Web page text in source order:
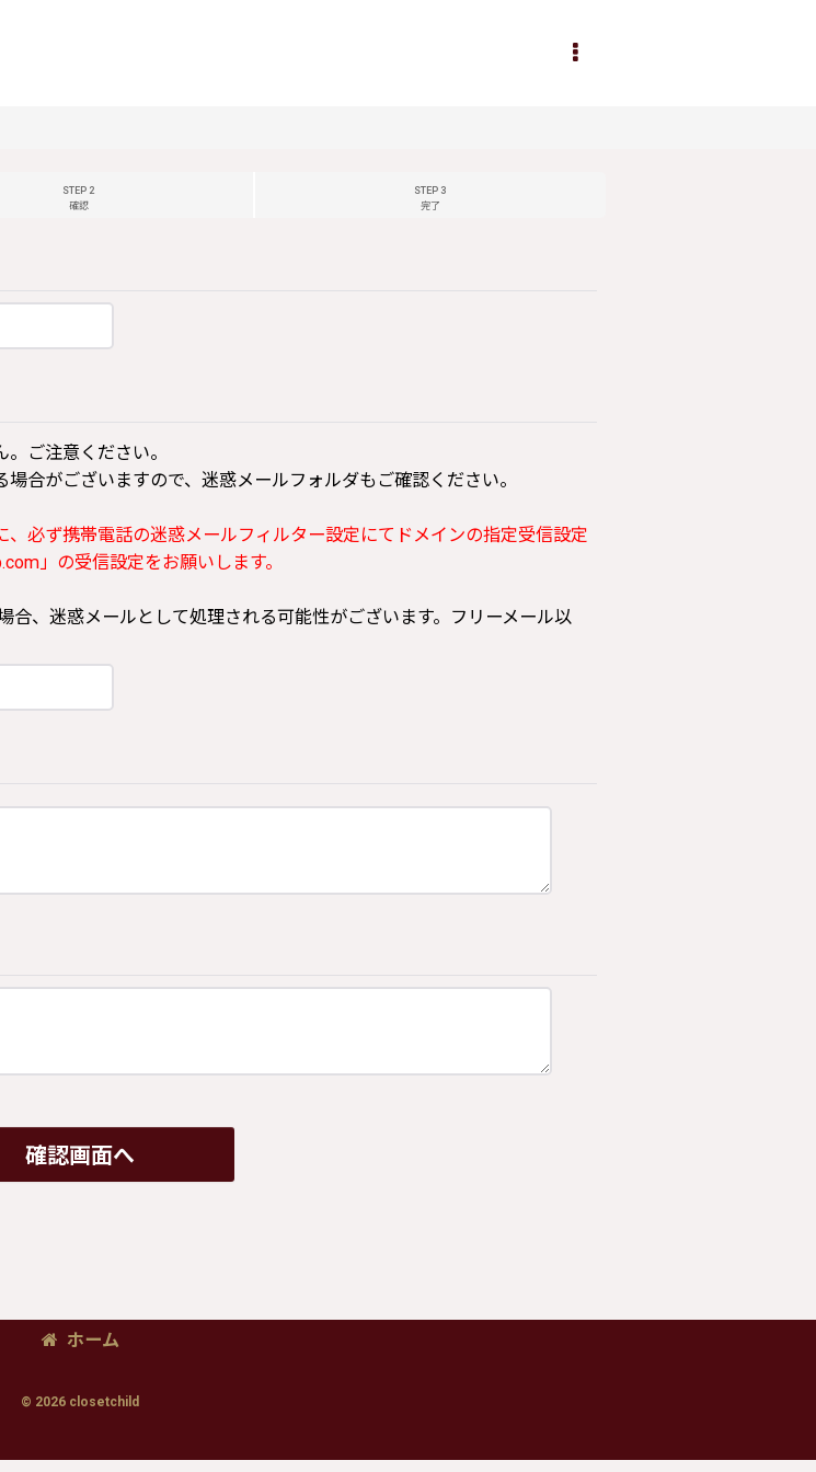
STEP 2
確認
STEP 3
完了
ご注意ください。
合がございますので、迷惑メールフォルダもご確認ください。
必ず携帯電話の迷惑メールフィルター設定にてドメインの指定受信設定
」の受信設定をお願いします。
合、迷惑メールとして処理される可能性がございます。フリーメール以
確認画面へ
ホーム
© 2026 closetchild